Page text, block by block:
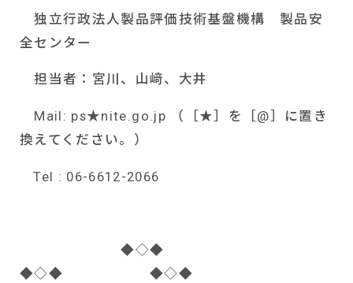
独立行政法人製品評価技術基盤機構 製品安
全センター
担当者：宮川、山﨑、大井
Mail: ps★nite.go.jp （［★］を［@］に置き
換えてください。）
Tel : 06-6612-2066
◆◇◆
◆◇◆ ◆◇◆